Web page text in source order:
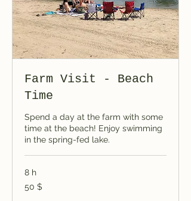
Farm Visit - Beach
Time
Spend a day at the farm with some
time at the beach! Enjoy swimming
in the spring-fed lake.
8 h
50 dollars
canadiens
50 $